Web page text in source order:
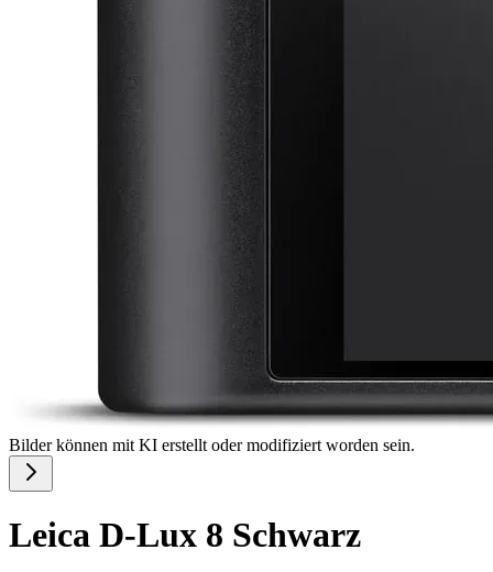
Bilder können mit KI erstellt oder modifiziert worden sein.
Leica D-Lux 8 Schwarz